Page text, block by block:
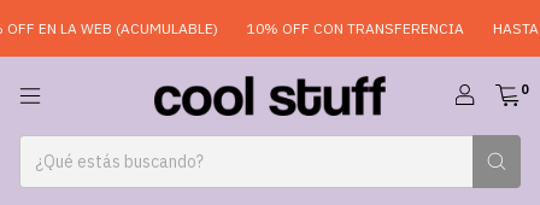
EN LA WEB (ACUMULABLE) 10% OFF CON TRANSFERENCIA HASTA 6
0